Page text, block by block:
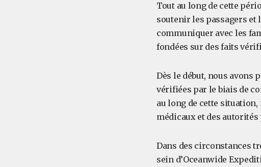
Tout au long de cette
soutenir les passagers et
communiquer avec les
fondées sur des faits
Dès le début, nous
vérifiées par le biais de
au long de cette
médicaux et des
Dans des circonstances
sein d’Oceanwide